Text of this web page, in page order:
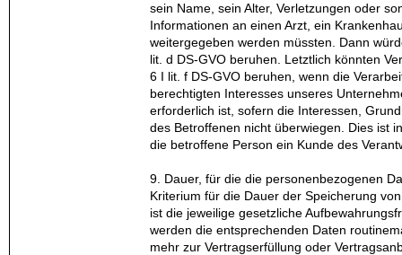
sein Name, sein Alter, Verletzungen oder
Informationen an einen Arzt, ein
weitergegeben werden müssten. Dann
lit. d DS-GVO beruhen. Letztlich könnten
6 I lit. f DS-GVO beruhen, wenn die
berechtigten Interesses unseres
erforderlich ist, sofern die Interessen,
des Betroffenen nicht überwiegen. Dies ist
die betroffene Person ein Kunde des
9. Dauer, für die die personenbezogenen
Kriterium für die Dauer der Speicherung
ist die jeweilige gesetzliche
werden die entsprechenden Daten
mehr zur Vertragserfüllung oder